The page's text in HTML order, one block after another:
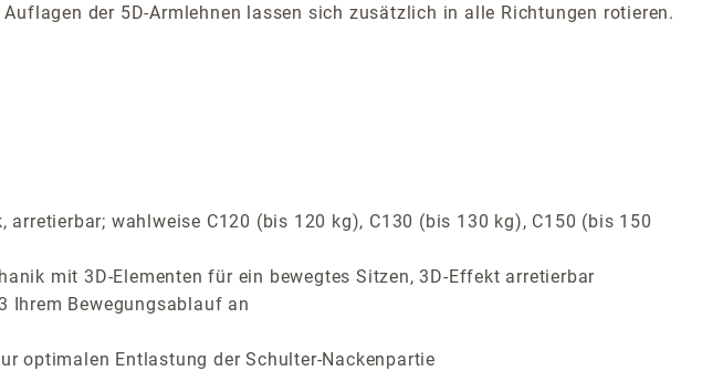
der 5D-Armlehnen lassen sich zusätzlich in alle Richtungen rotieren.
wahlweise C120 (bis 120 kg), C130 (bis 130 kg), C150 (bis 150
mit 3D-Elementen für ein bewegtes Sitzen, 3D-Effekt arretierbar
Ihrem Bewegungsablauf an
optimalen Entlastung der Schulter-Nackenpartie